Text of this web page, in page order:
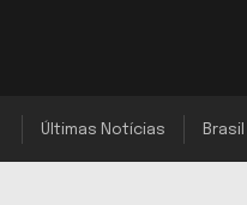
Últimas Notícias Brasil